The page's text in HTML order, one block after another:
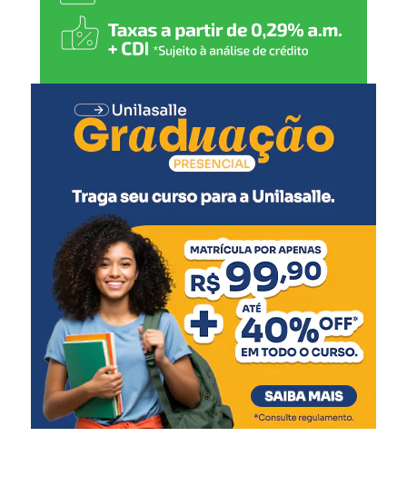
gerem emprego, renda e
mais qualidade de vida para
todos”, comenta.
O secretário de Cultura e Turismo, Caio Flavio dos
Santos, ressaltou a organização do evento, pensado para
agradar diferentes públicos.
“Todas as secretarias
fizeram muito para que
este evento ocorresse. É
uma festa de integração, de
união, onde a gente
pretende fazer com que o
cidadão de Canoas